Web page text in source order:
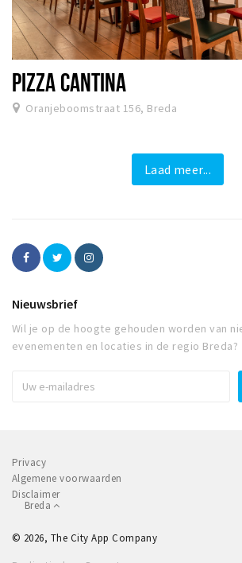
PIZZA CANTINA
Oranjeboomstraat 156, Breda
Laad meer...
Nieuwsbrief
Wil je op de hoogte gehouden worden van
evenementen en locaties in de regio Breda?
Privacy
Algemene voorwaarden
Disclaimer
Breda
© 2026, The City App Company